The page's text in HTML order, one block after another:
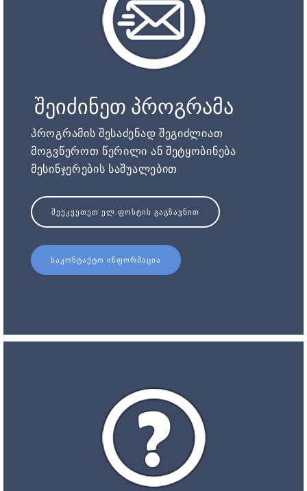
შეიძინეთ პროგრამა
პროგრამის შესაძენად შეგიძლიათ
მოგვწეროთ წერილი ან შეტყობინება
მესინჯერების საშუალებით
ᲨᲔᲣᲙᲕᲔᲗᲔᲗ ᲔᲚ.ᲤᲝᲡᲢᲘᲡ ᲒᲐᲒᲖᲐᲕᲜᲘᲗ
ᲡᲐᲙᲝᲜᲢᲐᲥᲢᲝ ᲘᲜᲤᲝᲠᲛᲐᲪᲘᲐ